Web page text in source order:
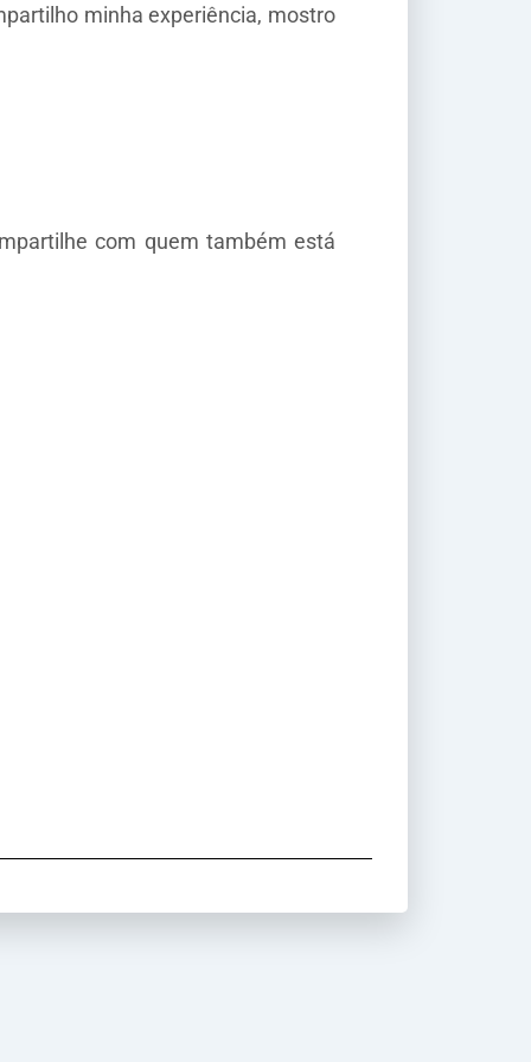
minha experiência, mostro
com quem também está